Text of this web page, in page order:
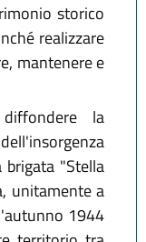
storico
realizzare
mantenere e
la
brigata "Stella
unitamente a
1944